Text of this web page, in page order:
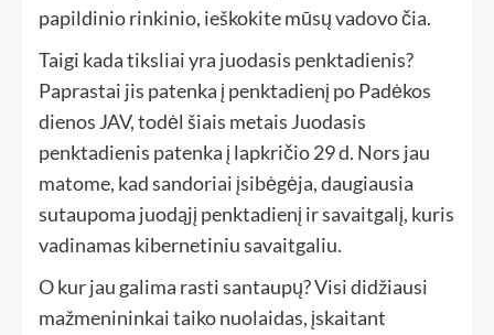
papildinio rinkinio, ieškokite mūsų vadovo čia.
Taigi kada tiksliai yra juodasis penktadienis?
Paprastai jis patenka į penktadienį po Padėkos
dienos JAV, todėl šiais metais Juodasis
penktadienis patenka į lapkričio 29 d. Nors jau
matome, kad sandoriai įsibėgėja, daugiausia
sutaupoma juodąjį penktadienį ir savaitgalį, kuris
vadinamas kibernetiniu savaitgaliu.
O kur jau galima rasti santaupų? Visi didžiausi
mažmenininkai taiko nuolaidas, įskaitant